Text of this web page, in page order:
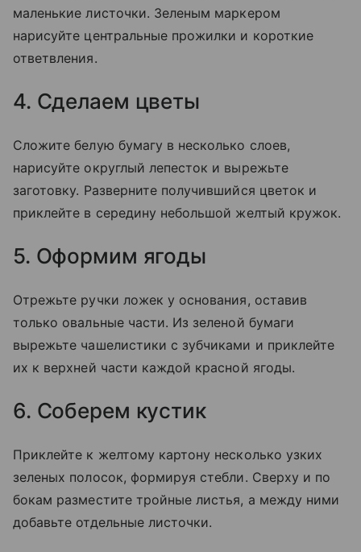
маленькие листочки. Зеленым маркером
нарисуйте центральные прожилки и короткие
ответвления.
4. Сделаем цветы
Сложите белую бумагу в несколько слоев,
нарисуйте округлый лепесток и вырежьте
заготовку. Разверните получившийся цветок и
приклейте в середину небольшой желтый кружок.
5. Оформим ягоды
Отрежьте ручки ложек у основания, оставив
только овальные части. Из зеленой бумаги
вырежьте чашелистики с зубчиками и приклейте
их к верхней части каждой красной ягоды.
6. Соберем кустик
Приклейте к желтому картону несколько узких
зеленых полосок, формируя стебли. Сверху и по
бокам разместите тройные листья, а между ними
добавьте отдельные листочки.